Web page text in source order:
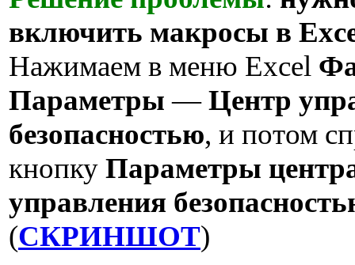
включить макросы в
Нажимаем в меню Excel
Параметры —Центр
безопасностью, и потом
кнопку Параметры
управления
(СКРИНШОТ)